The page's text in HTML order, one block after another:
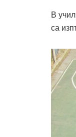
В
са